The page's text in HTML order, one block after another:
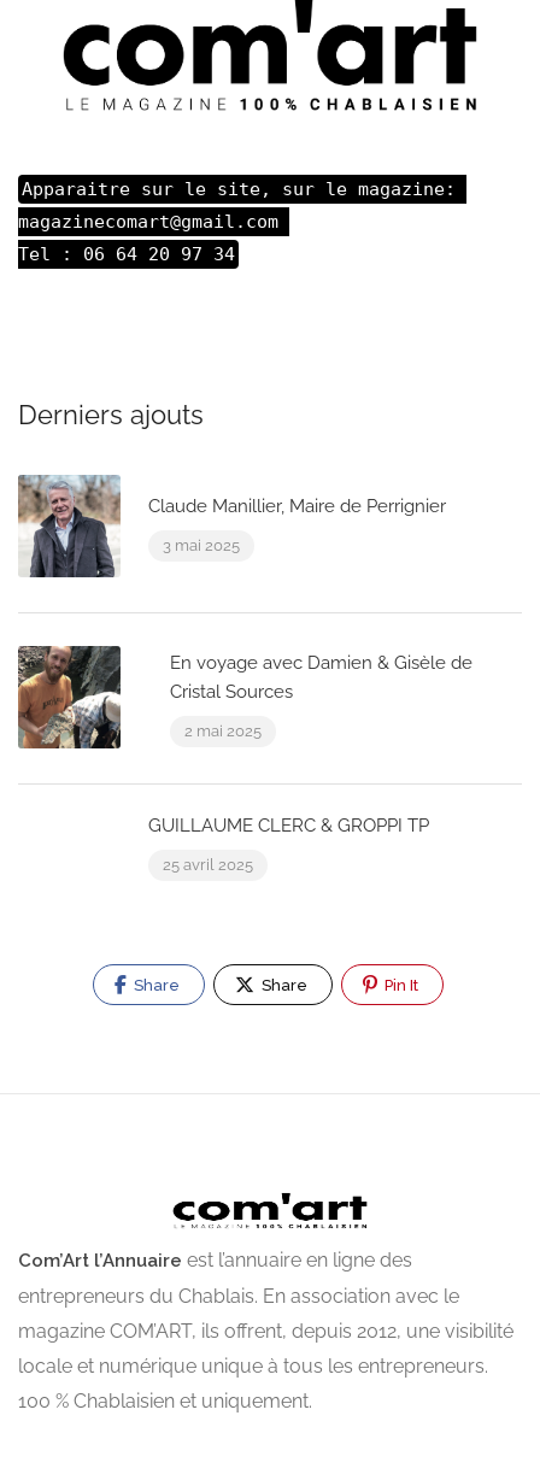
Apparaitre sur le site, sur le magazine:
magazinecomart@gmail.com
Tel : 06 64 20 97 34
Derniers ajouts
Claude Manillier, Maire de Perrignier
3 mai 2025
En voyage avec Damien & Gisèle de
Cristal Sources
2 mai 2025
GUILLAUME CLERC & GROPPI TP
25 avril 2025
Share Share Pin It
Com’Art l’Annuaire est l’annuaire en ligne des
entrepreneurs du Chablais. En association avec le
magazine COM’ART, ils offrent, depuis 2012, une visibilité
locale et numérique unique à tous les entrepreneurs.
100 % Chablaisien et uniquement.